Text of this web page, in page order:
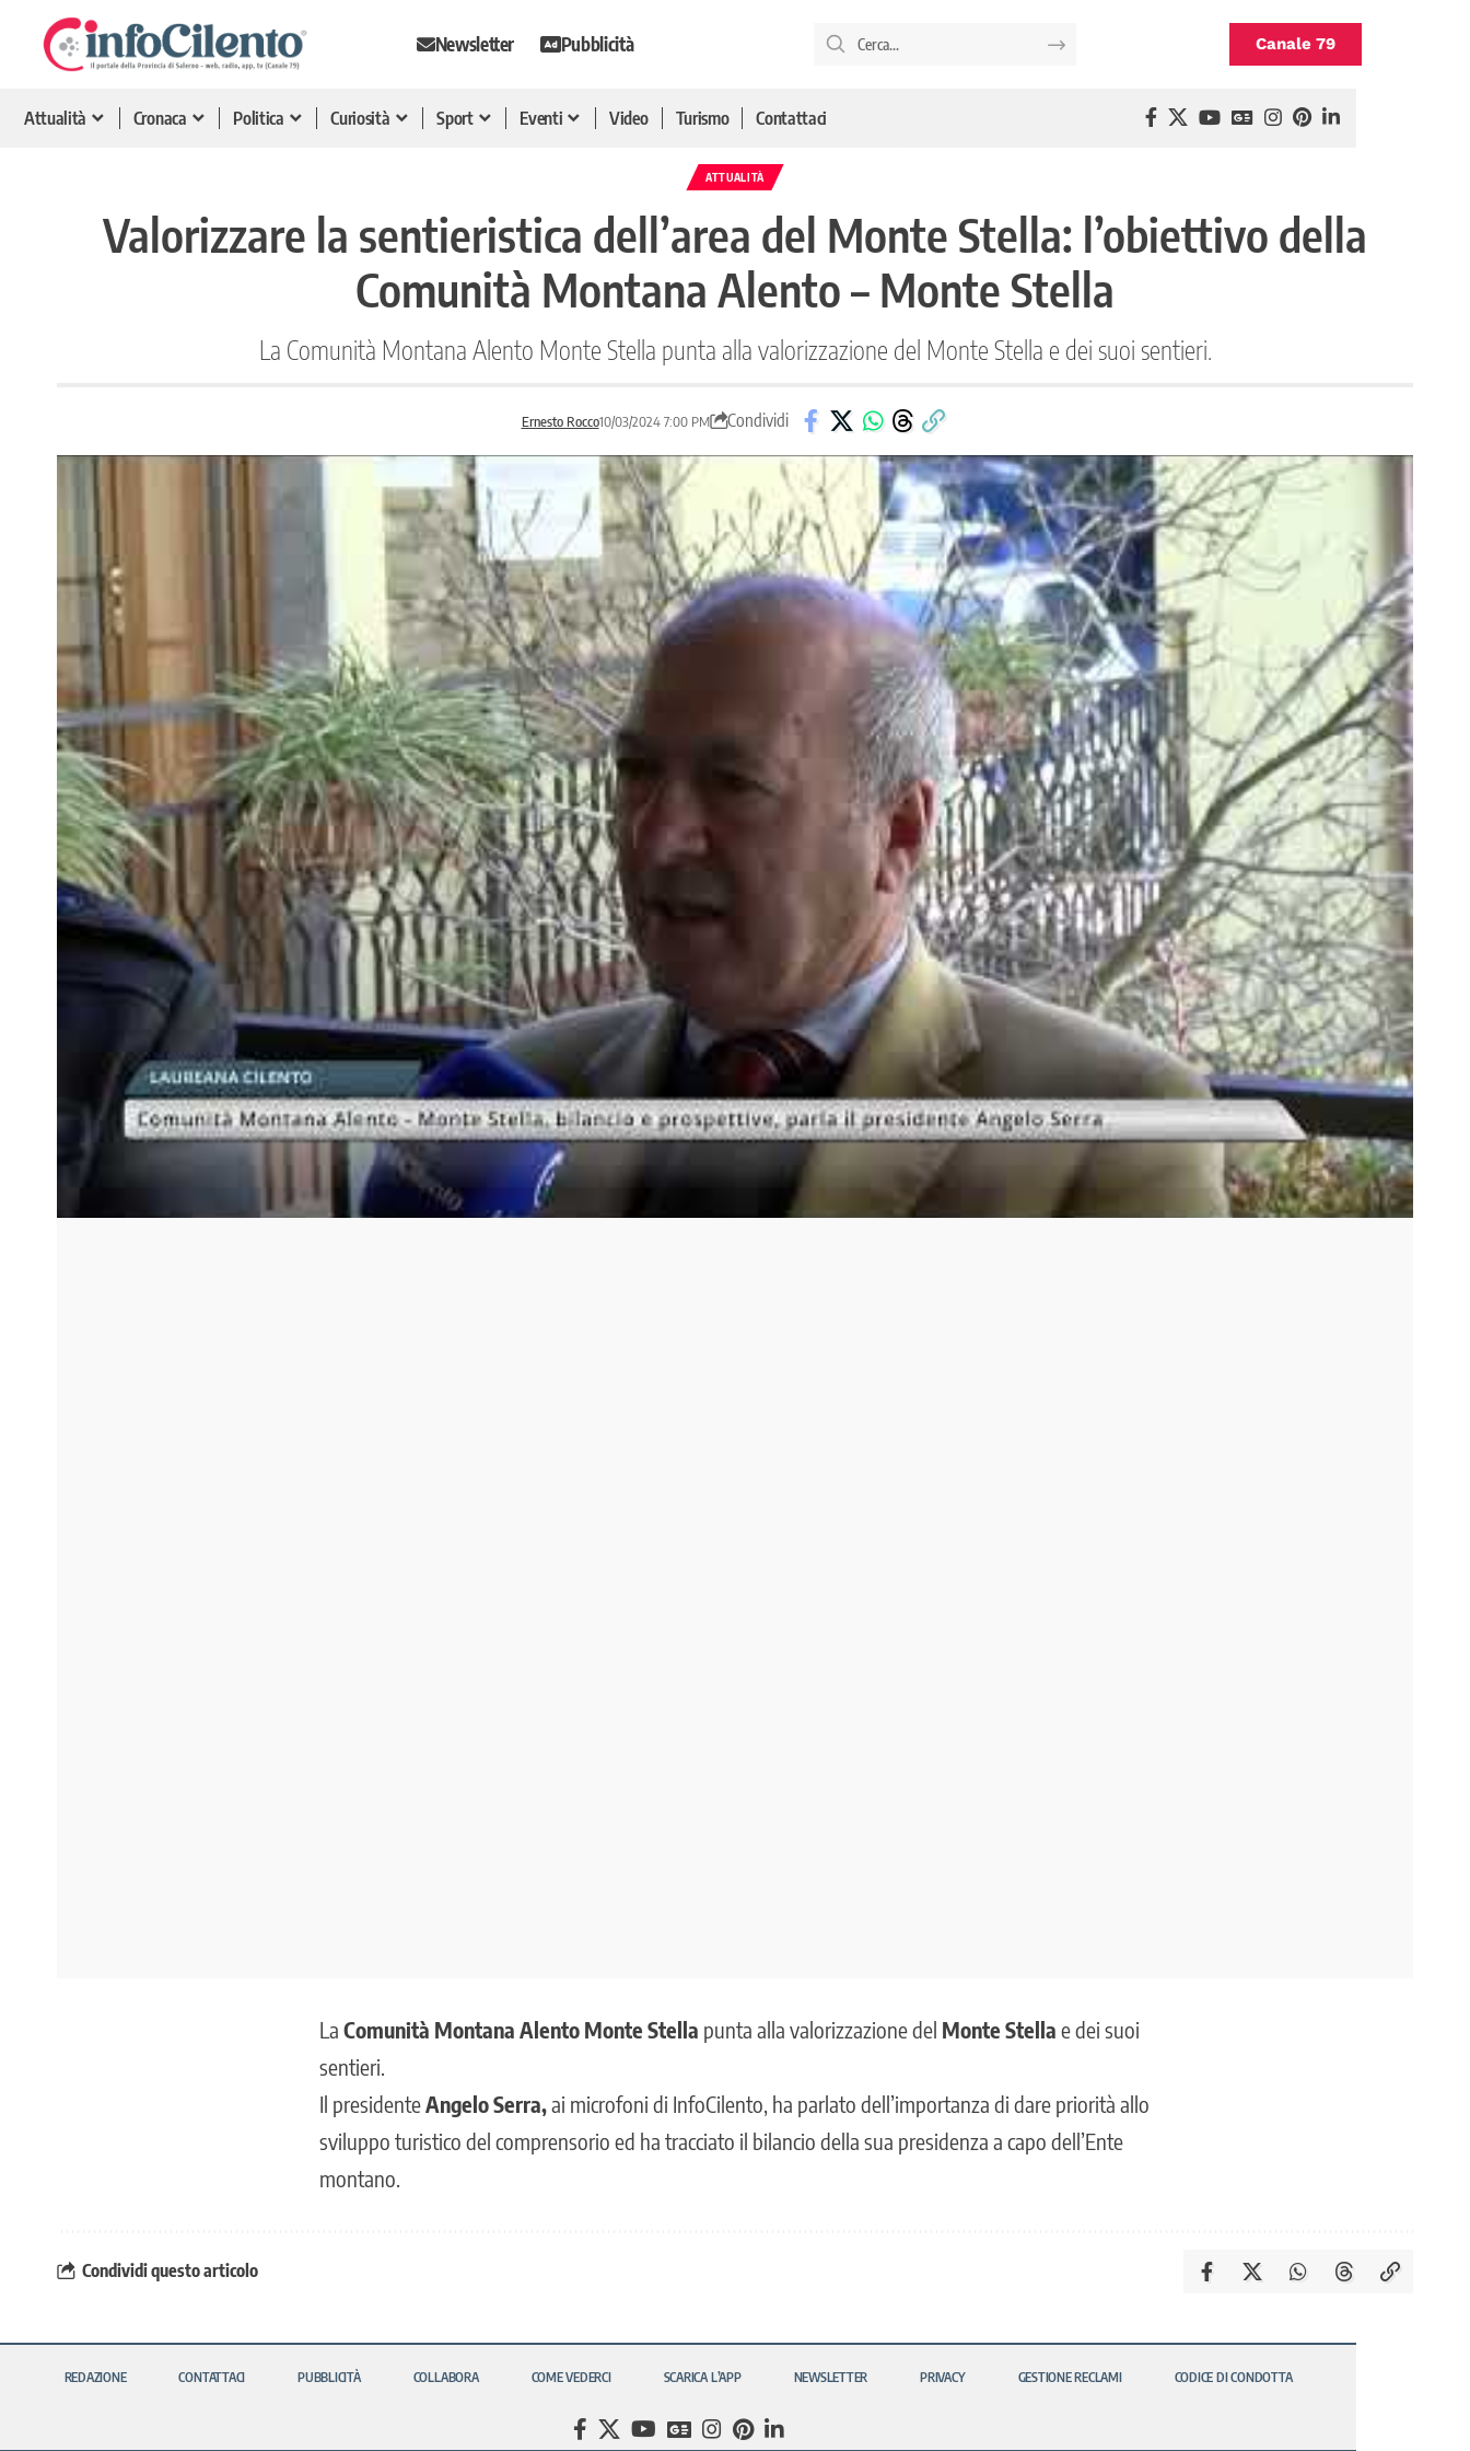
Newsletter Pubblicità Canale 79
Attualità Cronaca Politica Curiosità Sport Eventi Video Turismo Contattaci
ATTUALITÀ
Valorizzare la sentieristica dell’area del Monte Stella: l’obiettivo della
Comunità Montana Alento – Monte Stella
La Comunità Montana Alento Monte Stella punta alla valorizzazione del Monte Stella e dei suoi sentieri.
Ernesto Rocco10/03/2024 7:00 PM Condividi
La Comunità Montana Alento Monte Stella punta alla valorizzazione del Monte Stella e dei suoi
sentieri.
Il presidenteAngelo Serra,ai microfoni di InfoCilento, ha parlato dell’importanza di dare priorità allo
sviluppo turistico del comprensorio ed ha tracciato il bilancio della sua presidenza a capo dell’Ente
montano.
Condividi questo articolo
REDAZIONE CONTATTACI PUBBLICITÀ COLLABORA COME VEDERCI SCARICA L’APP NEWSLETTER PRIVACY GESTIONE RECLAMI CODICE DI CONDOTTA